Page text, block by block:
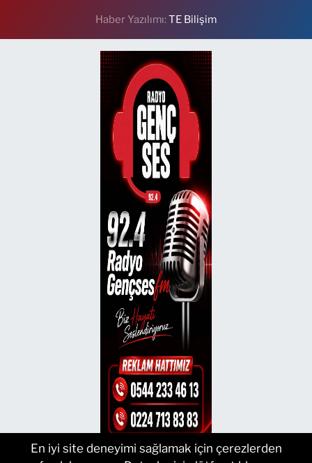
Haber Yazılımı:TE Bilişim
En iyi site deneyimi sağlamak için çerezlerden